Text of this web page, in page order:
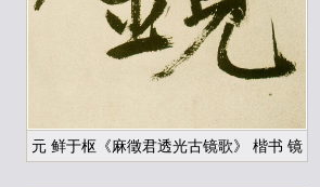
元 鲜于枢《麻徵君透光古镜歌》 楷书 镜